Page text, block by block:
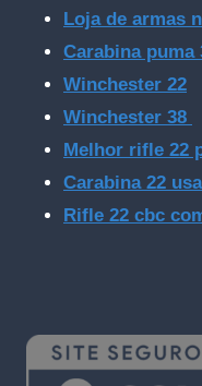
Loja de armas
Carabina puma
Winchester 22
Winchester 38
Melhor rifle 22
Carabina 22
Rifle 22 cbc